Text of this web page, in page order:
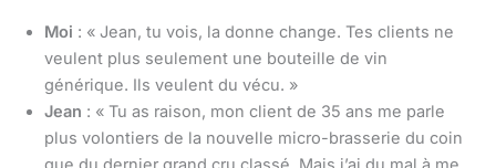
Moi : « Jean, tu vois, la donne change. Tes clients ne
veulent plus seulement une bouteille de vin
générique. Ils veulent du vécu. »
Jean : « Tu as raison, mon client de 35 ans me parle
plus volontiers de la nouvelle micro-brasserie du coin